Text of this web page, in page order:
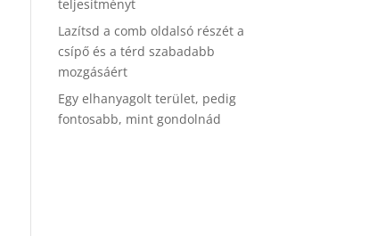
teljesítményt
Lazítsd a comb oldalsó részét a
csípő és a térd szabadabb
mozgásáért
Egy elhanyagolt terület, pedig
fontosabb, mint gondolnád